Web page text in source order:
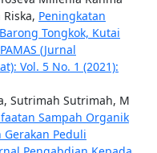
Peningkatan
Tongkok, Kutai
(Jurnal
Vol. 5 No. 1 (2021):
Sutrimah Sutrimah, M
Sampah Organik
Peduli